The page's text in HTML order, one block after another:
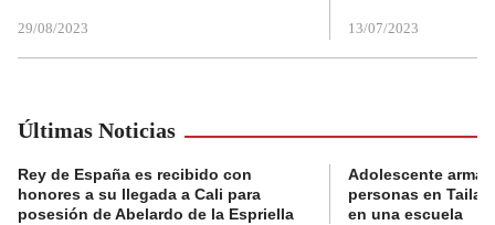
29/08/2023 13/07/2023
Últimas Noticias
Rey de España es recibido con
honores a su llegada a Cali para
posesión de Abelardo de la Espriella
Adolescente
personas en
en una escuela